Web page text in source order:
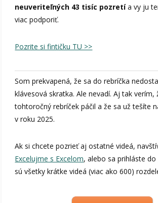
neuveriteľných 43 tisíc pozretía vy ju
viac podporiť.
Pozrite si fintičku TU >>
Som prekvapená, že sa do rebríčka
klávesová skratka. Ale nevadí. Aj tak verím,
tohtoročný rebríček páčil a že sa už tešíte
v roku 2025.
Ak si chcete pozrieť aj ostatné videá,
Excelujme s Excelom, alebo sa prihláste do
sú všetky krátke videá (viac ako 600)